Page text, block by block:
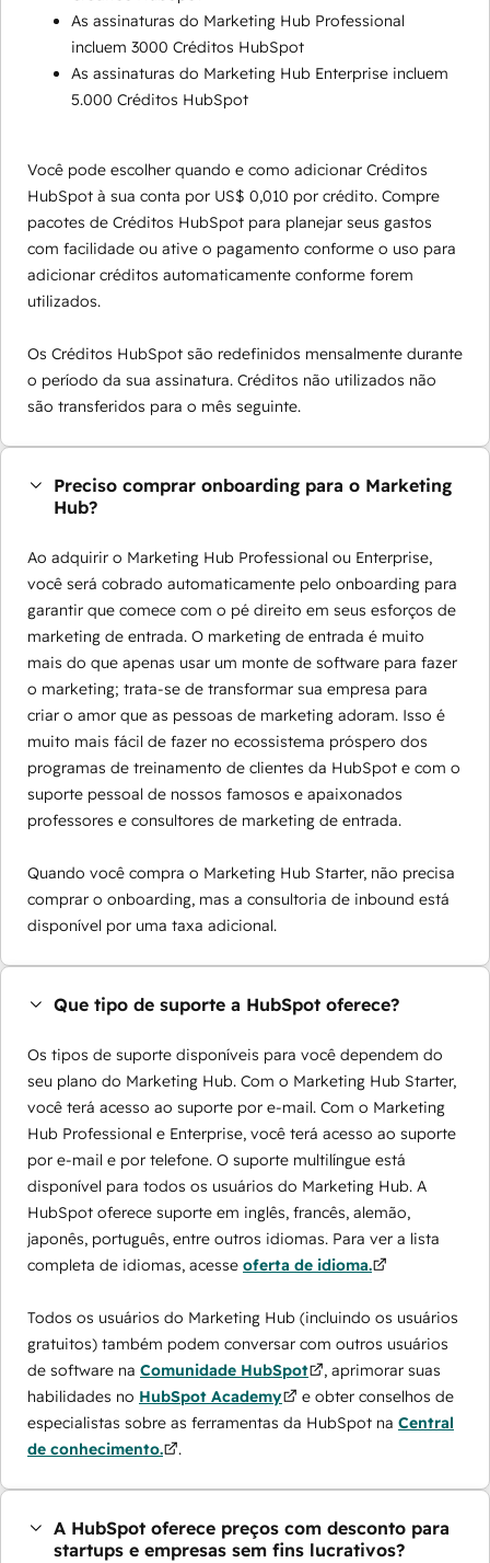
As assinaturas do Marketing Hub Professional
incluem 3000 Créditos HubSpot
As assinaturas do Marketing Hub Enterprise incluem
5.000 Créditos HubSpot
Você pode escolher quando e como adicionar Créditos
HubSpot à sua conta por US$ 0,010 por crédito. Compre
pacotes de Créditos HubSpot para planejar seus gastos
com facilidade ou ative o pagamento conforme o uso para
adicionar créditos automaticamente conforme forem
utilizados.
Os Créditos HubSpot são redefinidos mensalmente durante
o período da sua assinatura. Créditos não utilizados não
são transferidos para o mês seguinte.
Preciso comprar onboarding para o Marketing
Hub?
Ao adquirir o Marketing Hub Professional ou Enterprise,
você será cobrado automaticamente pelo onboarding para
garantir que comece com o pé direito em seus esforços de
marketing de entrada. O marketing de entrada é muito
mais do que apenas usar um monte de software para fazer
o marketing; trata-se de transformar sua empresa para
criar o amor que as pessoas de marketing adoram. Isso é
muito mais fácil de fazer no ecossistema próspero dos
programas de treinamento de clientes da HubSpot e com o
suporte pessoal de nossos famosos e apaixonados
professores e consultores de marketing de entrada.
Quando você compra o Marketing Hub Starter, não precisa
comprar o onboarding, mas a consultoria de inbound está
disponível por uma taxa adicional.
Que tipo de suporte a HubSpot oferece?
Os tipos de suporte disponíveis para você dependem do
seu plano do Marketing Hub. Com o Marketing Hub Starter,
você terá acesso ao suporte por e-mail. Com o Marketing
Hub Professional e Enterprise, você terá acesso ao suporte
por e-mail e por telefone. O suporte multilíngue está
disponível para todos os usuários do Marketing Hub. A
HubSpot oferece suporte em inglês, francês, alemão,
japonês, português, entre outros idiomas. Para ver a lista
completa de idiomas, acesse oferta de idioma.
Todos os usuários do Marketing Hub (incluindo os usuários
gratuitos) também podem conversar com outros usuários
de software na Comunidade HubSpot
, aprimorar suas
habilidades no HubSpot Academy
e obter conselhos de
especialistas sobre as ferramentas da HubSpot na Central
de conhecimento.
.
A HubSpot oferece preços com desconto para
startups e empresas sem fins lucrativos?